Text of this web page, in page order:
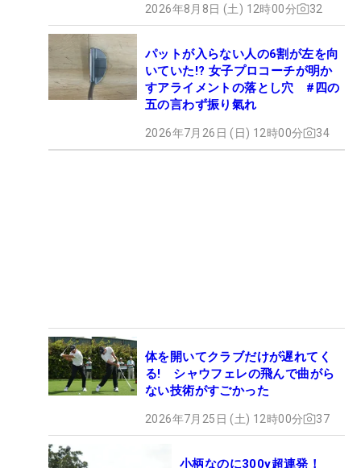
2026年8月8日 (土) 12時00分 32
パットが入らない人の6割が左を向
いていた!? 女子プロコーチが明か
すアライメントの落とし穴 #四の
五の言わず振り氣れ
2026年7月26日 (日) 12時00分 34
体を開いてクラブだけが遅れてく
る! シャウフェレの飛んで曲がら
ない技術がすごかった
2026年7月25日 (土) 12時00分 37
小柄なのに300y超連発！